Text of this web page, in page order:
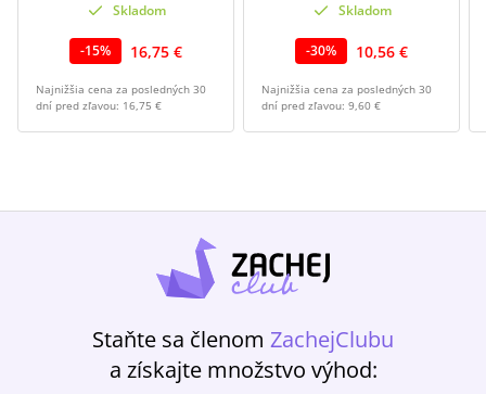
Skladom
-15% 16,75 €
Najnižšia cena za posledných 30
dní pred zľavou: 16,75 €
Skladom
-30% 10,56 €
Najnižšia cena za posledných 30
dní pred zľavou: 9,60 €
Staňte sa členom ZachejClubu
a získajte množstvo výhod: